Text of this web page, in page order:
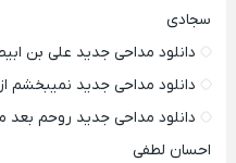
سجادی
دانلود مداحی جدید علی بن
دانلود مداحی جدید نمیبخشم
دانلود مداحی جدید روحم بعد
احسان لطفی